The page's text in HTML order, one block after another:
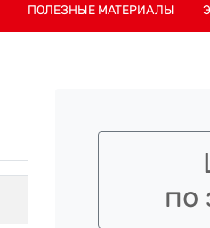
ПОЛЕЗНЫЕ МАТЕРИАЛЫ
по